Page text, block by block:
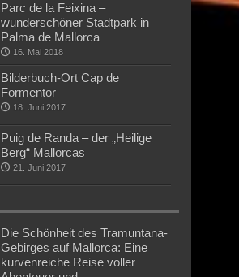
Parc de la Feixina –
wunderschöner Stadtpark in
Palma de Mallorca
16. Mai 2018
Bilderbuch-Ort Cap de
Formentor
18. Juni 2017
Puig de Randa – der „Heilige
Berg“ Mallorcas
21. Juni 2017
Die Schönheit des Tramuntana-
Gebirges auf Mallorca: Eine
kurvenreiche Reise voller